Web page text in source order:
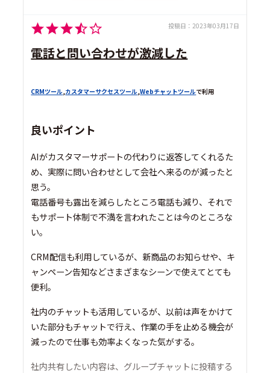
投稿日： 2023年03月17日
電話と問い合わせが激減した
CRMツール ,カスタマーサクセスツール ,Webチャットツールで利用
良いポイント
AIがカスタマーサポートの代わりに返答してくれるた
め、実際に問い合わせとして会社へ来るのが減ったと
思う。
電話番号も露出を減らしたところ電話も減り、それで
もサポート体制で不満を言われたことは今のところな
い。
CRM配信も利用しているが、新商品のお知らせや、キ
ャンペーン告知などさまざまなシーンで使えてとても
便利。
社内のチャットも活用しているが、以前は声をかけて
いた部分もチャットで行え、作業の手を止める機会が
減ったので仕事も効率よくなった気がする。
社内共有したい内容は、グループチャットに投稿する